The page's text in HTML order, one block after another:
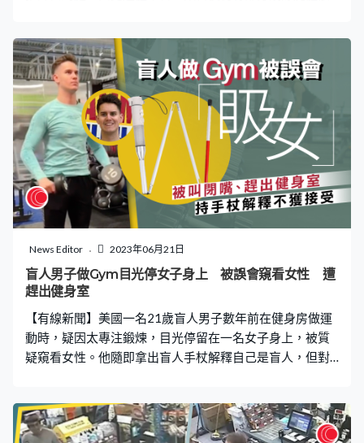
午在公園的草叢睡覺，被除草機碾過，當場死亡。當地警
方稱當時園藝工人正在割草，他意識到碾過的地方有殘肢
時，已經立刻報警，堅稱事前看不到有人在睡覺。 部分屍
體遺草地數日 父質疑不尊重女兒遊民身分 Christine的父
親Christopher數日後在意外現場，發現草地上仍有屬於女
兒的屍塊、碎骨、破衣，對此感到非常悲憤。他認為，收
撿女兒遺體的工作人員做事草率，又質疑警方因為女兒是
無家者而不尊重她。 Christopher認為事件完全可以避免，
質疑工人「怎麽可能看不到這麽大個人在你面前」。
Christine的33歲哥哥Randy指妹妹不應該受到這樣的對
待，「我妹妹是被愛著的，她唯一想要的只是自由」。他
們現時希望為Christine的死伸張正義，呼籲政府制定更有
效的法例來保護無家可歸的人。 死者育9歲女兒 生前為
News Editor 2023年06月21日
盲人男子做Gym目光停女子身上 被誤會窺看女性 遭
趕出健身室
【有線新聞】美國一名21歲盲人男子數年前在健身房做運
動時，疑因太專注鍛煉，目光停留在一名女子身上，被質
疑窺看女性。他隨即拿出盲人手杖解釋自己是盲人，但對
於遺傳關係視力持續惡化，16歲時僅餘4%視力，幾乎完全
失明。他近日在TikTok分享盲人生活，指數年前在健身房